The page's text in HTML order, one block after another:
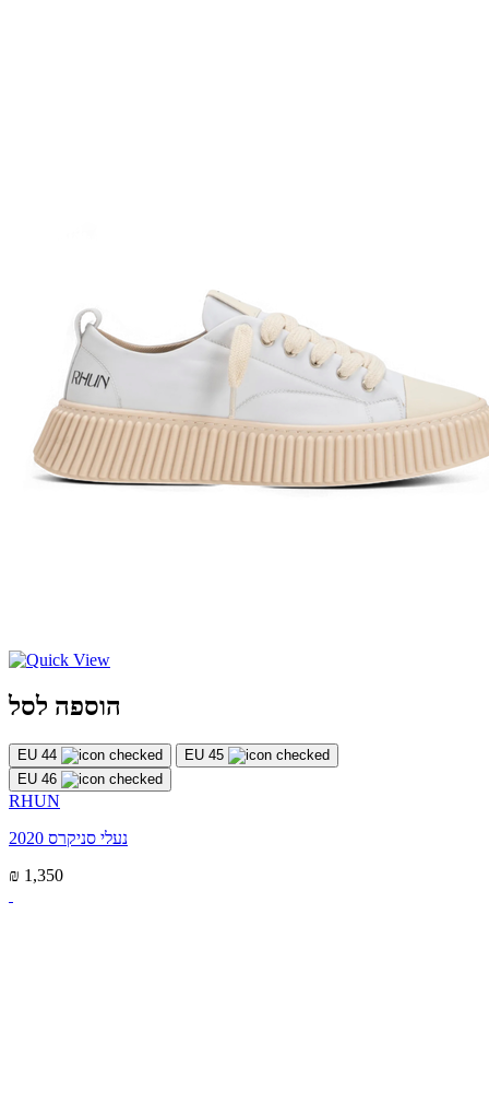
הוספה לסל
EU 44
EU 45
EU 46
RHUN
נעלי סניקרס 2020
₪ 1,350